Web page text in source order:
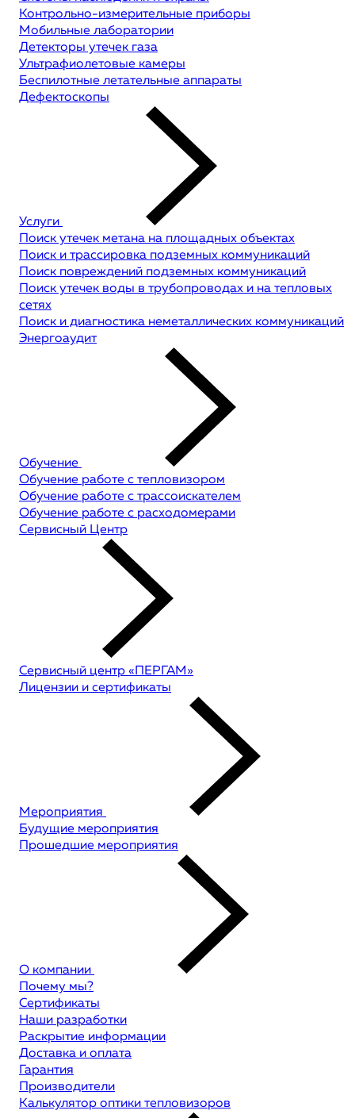
Контрольно-измерительные приборы
Мобильные лаборатории
Детекторы утечек газа
Ультрафиолетовые камеры
Беспилотные летательные аппараты
Дефектоскопы
Услуги
Поиск утечек метана на площадных объектах
Поиск и трассировка подземных коммуникаций
Поиск повреждений подземных коммуникаций
Поиск утечек воды в трубопроводах и на тепловых
сетях
Поиск и диагностика неметаллических коммуникаций
Энергоаудит
Обучение
Обучение работе с тепловизором
Обучение работе с трассоискателем
Обучение работе с расходомерами
Сервисный Центр
Сервисный центр «ПЕРГАМ»
Лицензии и сертификаты
Мероприятия
Будущие мероприятия
Прошедшие мероприятия
О компании
Почему мы?
Сертификаты
Наши разработки
Раскрытие информации
Доставка и оплата
Гарантия
Производители
Калькулятор оптики тепловизоров